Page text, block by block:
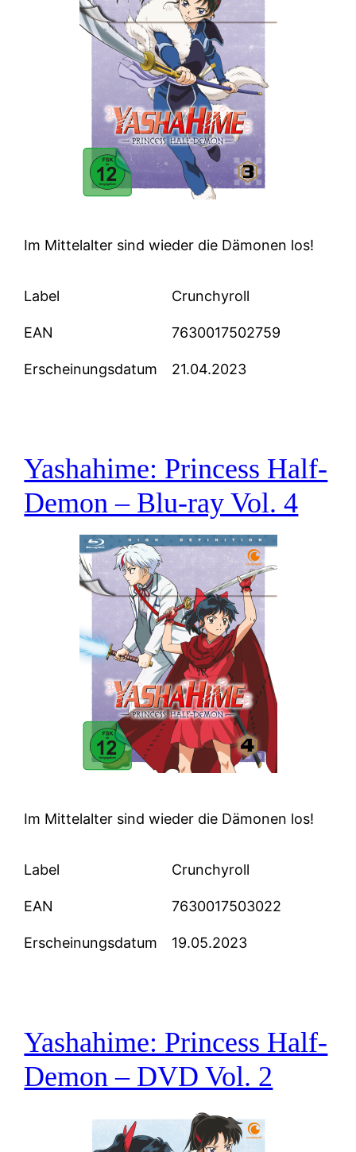
Im Mittelalter sind wieder die Dämonen los!
Label Crunchyroll
EAN 7630017502759
Erscheinungsdatum 21.04.2023
Yashahime: Princess Half-
Demon – Blu-ray Vol. 4
Im Mittelalter sind wieder die Dämonen los!
Label Crunchyroll
EAN 7630017503022
Erscheinungsdatum 19.05.2023
Yashahime: Princess Half-
Demon – DVD Vol. 2